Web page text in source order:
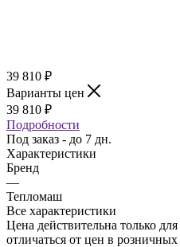
39 810 ₽
Варианты цен
39 810 ₽
Подробности
Под заказ - до 7 дн.
Характеристики
Бренд
—
Тепломаш
Все характеристики
Цена действительна только
отличаться от цен в